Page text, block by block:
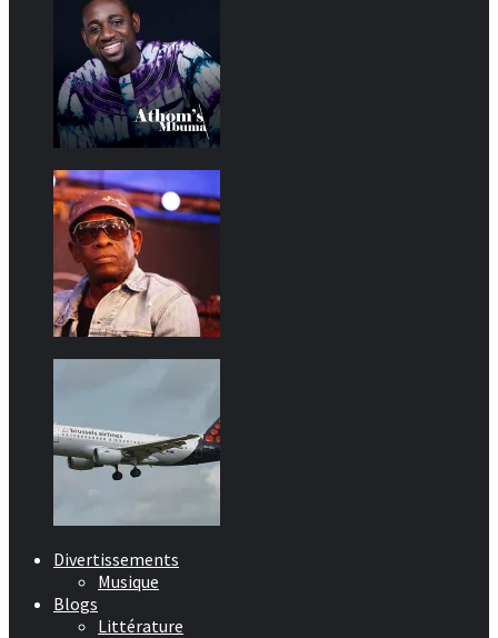
Divertissements
Musique
Blogs
Littérature